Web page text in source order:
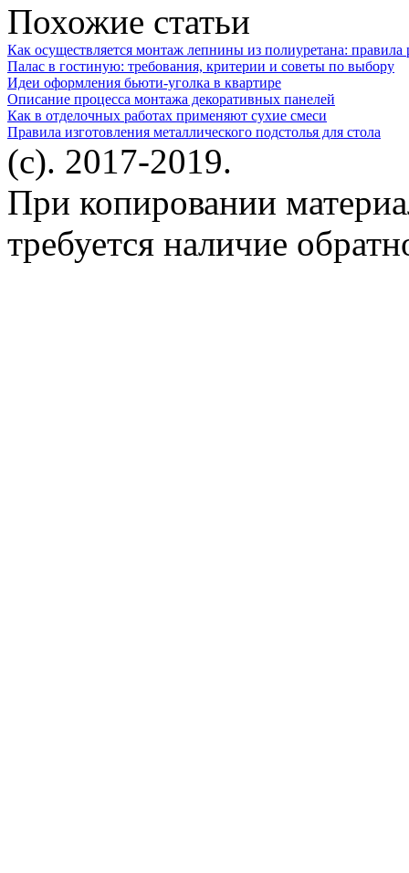
Похожие статьи
Как осуществляется монтаж лепнины из полиуретана: правила
Палас в гостиную: требования, критерии и советы по выбору
Идеи оформления бьюти-уголка в квартире
Описание процесса монтажа декоративных панелей
Как в отделочных работах применяют сухие смеси
Правила изготовления металлического подстолья для стола
(c). 2017-2019.
При копировании
требуется наличие